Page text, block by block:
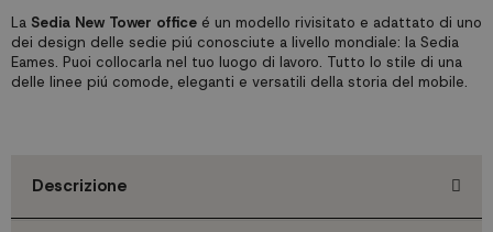
LaSedia New Tower office é un modello rivisitato e adattato di uno
dei design delle sedie piú conosciute a livello mondiale: la Sedia
Eames. Puoi collocarla nel tuo luogo di lavoro. Tutto lo stile di una
delle linee piú comode, eleganti e versatili della storia del mobile.
Descrizione